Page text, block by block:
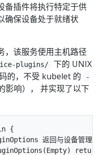
备插件将执行特定于供
确保设备处于就绪状
，该服务使用主机路径
plugins/
下的 UNIX
的，不受 kubelet 的
-
影响）， 并实现了以下
{
返回与设备管理器